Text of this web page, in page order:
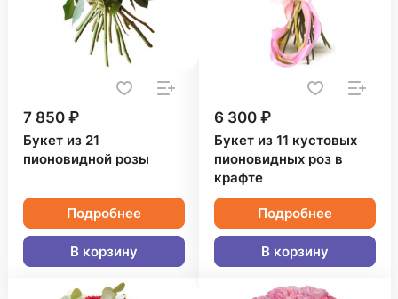
7 850 ₽
Букет из 21
пионовидной розы
Подробнее
В корзину
6 300 ₽
Букет из 11 кустовых
пионовидных роз в
крафте
Подробнее
В корзину